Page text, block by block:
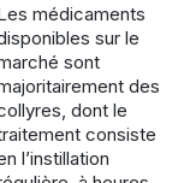
médicaments
sur le
sont
des
dont le
consiste
l’instillation